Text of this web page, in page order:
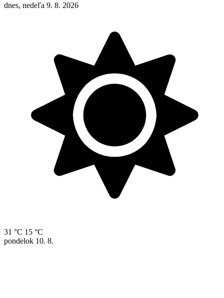
dnes, nedeľa 9. 8. 2026
31 °C 15 °C
pondelok 10. 8.